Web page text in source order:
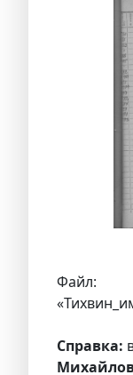
Файл:
Справка: